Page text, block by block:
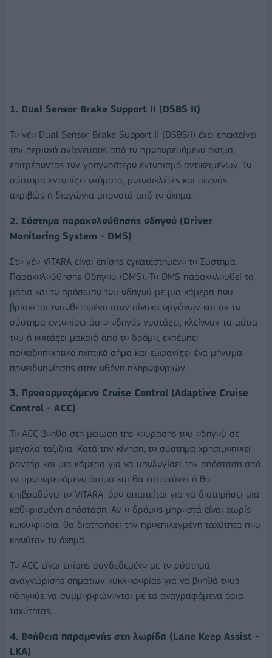
1. Dual Sensor Brake Support II (DSBS II)
Το νέο Dual Sensor Brake Support II (DSBSII) έχει επεκτείνει
την περιοχή ανίχνευσης από το προπορευόμενο όχημα,
επιτρέποντας τον γρηγορότερο εντοπισμό αντικειμένων. Το
σύστημα εντοπίζει οχήματα, μοτοσικλέτες και πεζούς
ακριβώς ή διαγώνια μπροστά από το όχημα.
2. Σύστημα παρακολούθησης οδηγού (Driver
Monitoring System - DMS)
Στο νέο VITARA είναι επίσης εγκατεστημένο το Σύστημα
Παρακολούθησης Οδηγού (DMS). Το DMS παρακολουθεί τα
μάτια και το πρόσωπο του οδηγού με μια κάμερα που
βρίσκεται τοποθετημένη στον πίνακα οργάνων και αν το
σύστημα εντοπίσει ότι ο οδηγός νυστάζει, κλείνουν τα μάτια
του ή κοιτάζει μακριά από το δρόμο, εκπέμπει
προειδοποιητικό ηχητικό σήμα και εμφανίζει ένα μήνυμα
προειδοποίησης στην οθόνη πληροφοριών.
3. Προσαρμοζόμενο Cruise Control (Adaptive Cruise
Control - ACC)
Το ACC βοηθά στη μείωση της κούρασης του οδηγού σε
μεγάλα ταξίδια. Κατά την κίνηση, το σύστημα χρησιμοποιεί
ραντάρ και μια κάμερα για να υπολογίσει την απόσταση από
το προπορευόμενο όχημα και θα επιταχύνει ή θα
επιβραδύνει το VITARA, όσο απαιτείται για να διατηρήσει μια
καθορισμένη απόσταση. Αν ο δρόμος μπροστά είναι χωρίς
κυκλοφορία, θα διατηρήσει την προεπιλεγμένη ταχύτητα που
κινούταν το όχημα.
Το ACC είναι επίσης συνδεδεμένο με το σύστημα
αναγνώρισης σημάτων κυκλοφορίας για να βοηθά τους
οδηγούς να συμμορφώνονται με τα αναγραφόμενα όρια
ταχύτητας.
4. Βοήθεια παραμονής στη λωρίδα (Lane Keep Assist -
LKA)